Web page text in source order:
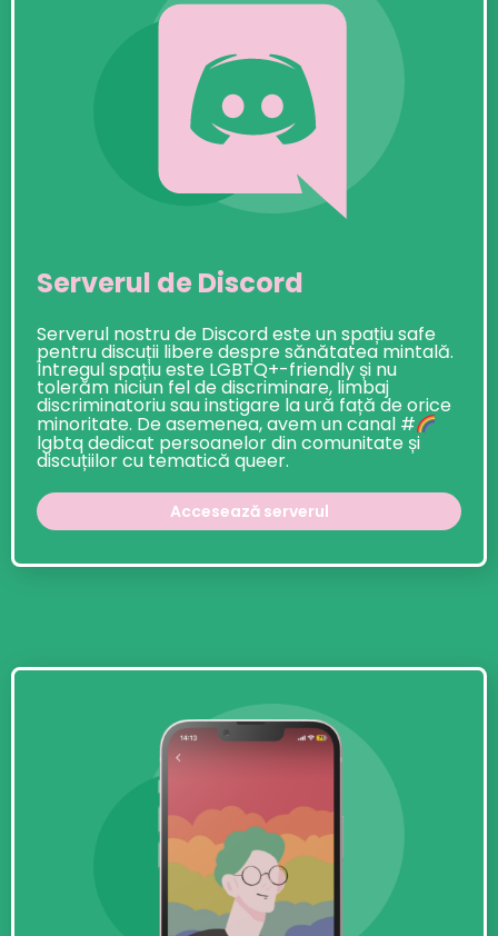
Serverul de Discord
Serverul nostru de Discord este un spațiu safe
pentru discuții libere despre sănătatea mintală.
Întregul spațiu este LGBTQ+-friendly și nu
tolerăm niciun fel de discriminare, limbaj
discriminatoriu sau instigare la ură față de orice
minoritate. De asemenea, avem un canal #
lgbtq dedicat persoanelor din comunitate și
discuțiilor cu tematică queer.
Accesează serverul